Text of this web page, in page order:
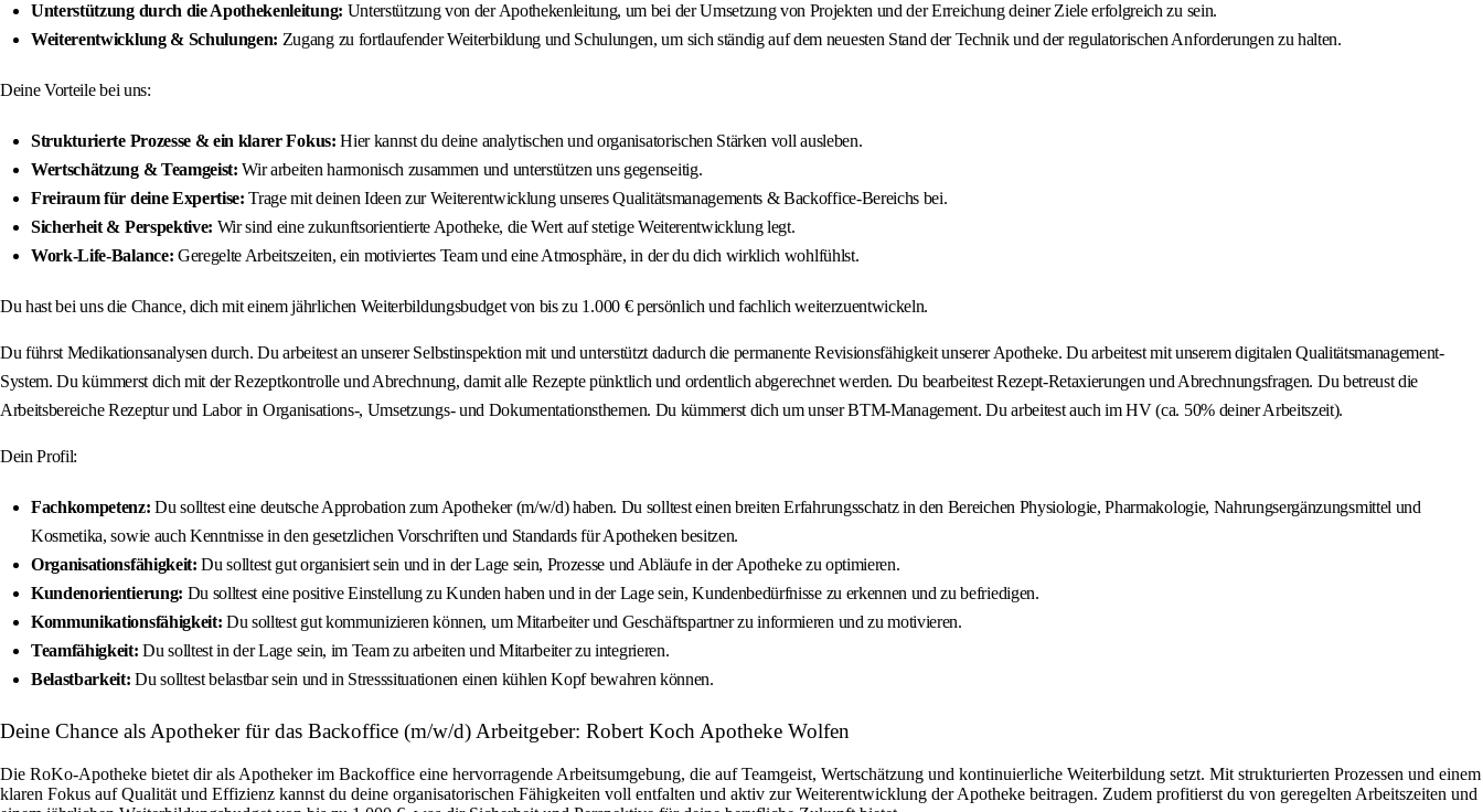
Unterstützung durch die Apothekenleitung: Unterstützung von der Apothekenleitung, um bei der Umsetzung von Projekten und der Erreichung deiner Ziele erfolgreich zu sein.
Weiterentwicklung & Schulungen: Zugang zu fortlaufender Weiterbildung und Schulungen, um sich ständig auf dem neuesten Stand der Technik und der regulatorischen Anforderungen zu halten.
Deine Vorteile bei uns:
Strukturierte Prozesse & ein klarer Fokus: Hier kannst du deine analytischen und organisatorischen Stärken voll ausleben.
Wertschätzung & Teamgeist: Wir arbeiten harmonisch zusammen und unterstützen uns gegenseitig.
Freiraum für deine Expertise: Trage mit deinen Ideen zur Weiterentwicklung unseres Qualitätsmanagements & Backoffice-Bereichs bei.
Sicherheit & Perspektive: Wir sind eine zukunftsorientierte Apotheke, die Wert auf stetige Weiterentwicklung legt.
Work-Life-Balance: Geregelte Arbeitszeiten, ein motiviertes Team und eine Atmosphäre, in der du dich wirklich wohlfühlst.
Du hast bei uns die Chance, dich mit einem jährlichen Weiterbildungsbudget von bis zu 1.000 € persönlich und fachlich weiterzuentwickeln.
Du führst Medikationsanalysen durch. Du arbeitest an unserer Selbstinspektion mit und unterstützt dadurch die permanente Revisionsfähigkeit unserer Apotheke. Du arbeitest mit unserem digitalen Qualitätsmanagement-
System. Du kümmerst dich mit der Rezeptkontrolle und Abrechnung, damit alle Rezepte pünktlich und ordentlich abgerechnet werden. Du bearbeitest Rezept-Retaxierungen und Abrechnungsfragen. Du betreust die
Arbeitsbereiche Rezeptur und Labor in Organisations-, Umsetzungs- und Dokumentationsthemen. Du kümmerst dich um unser BTM-Management. Du arbeitest auch im HV (ca. 50% deiner Arbeitszeit).
Dein Profil:
Fachkompetenz: Du solltest eine deutsche Approbation zum Apotheker (m/w/d) haben. Du solltest einen breiten Erfahrungsschatz in den Bereichen Physiologie, Pharmakologie, Nahrungsergänzungsmittel und
Kosmetika, sowie auch Kenntnisse in den gesetzlichen Vorschriften und Standards für Apotheken besitzen.
Organisationsfähigkeit: Du solltest gut organisiert sein und in der Lage sein, Prozesse und Abläufe in der Apotheke zu optimieren.
Kundenorientierung: Du solltest eine positive Einstellung zu Kunden haben und in der Lage sein, Kundenbedürfnisse zu erkennen und zu befriedigen.
Kommunikationsfähigkeit: Du solltest gut kommunizieren können, um Mitarbeiter und Geschäftspartner zu informieren und zu motivieren.
Teamfähigkeit: Du solltest in der Lage sein, im Team zu arbeiten und Mitarbeiter zu integrieren.
Belastbarkeit: Du solltest belastbar sein und in Stresssituationen einen kühlen Kopf bewahren können.
Deine Chance als Apotheker für das Backoffice (m/w/d) Arbeitgeber: Robert Koch Apotheke Wolfen
Die RoKo-Apotheke bietet dir als Apotheker im Backoffice eine hervorragende Arbeitsumgebung, die auf Teamgeist, Wertschätzung und kontinuierliche Weiterbildung setzt. Mit strukturierten Prozessen und einem
klaren Fokus auf Qualität und Effizienz kannst du deine organisatorischen Fähigkeiten voll entfalten und aktiv zur Weiterentwicklung der Apotheke beitragen. Zudem profitierst du von geregelten Arbeitszeiten und